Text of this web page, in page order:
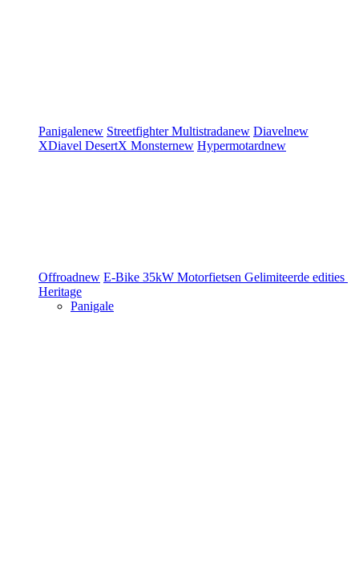
Panigalenew StreetfighterMultistradanew Diavelnew
XDiavel DesertX Monsternew Hypermotardnew
Offroadnew E-Bike 35kW Motorfietsen Gelimiteerde edities
Heritage
Panigale